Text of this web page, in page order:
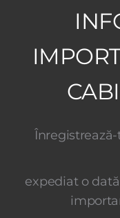
expediat o